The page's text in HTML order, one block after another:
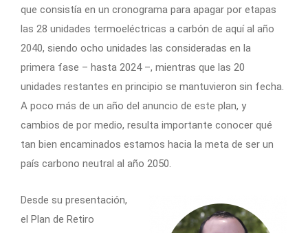
que consistía en un cronograma para apagar por etapas
las 28 unidades termoeléctricas a carbón de aquí al año
2040, siendo ocho unidades las consideradas en la
primera fase – hasta 2024 –, mientras que las 20
unidades restantes en principio se mantuvieron sin fecha.
A poco más de un año del anuncio de este plan, y
cambios de por medio, resulta importante conocer qué
tan bien encaminados estamos hacia la meta de ser un
país carbono neutral al año 2050.
Desde su presentación,
el Plan de Retiro